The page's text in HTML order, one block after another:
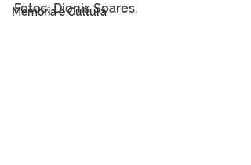
Memória e Cultura
Fotos: Dionis Soares.